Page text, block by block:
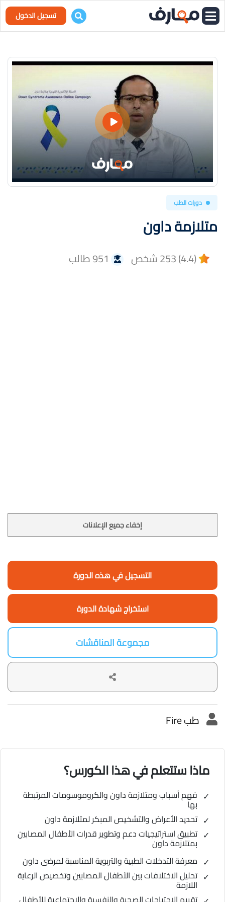
تسجيل الدخول
دورات الطب
متلازمة داون
(4.4) 253 شخص 951 طالب
إخفاء جميع الإعلانات
التسجيل في هذه الدورة
استخراج شهادة الدورة
مجموعة المناقشات
طب Fire
ماذا ستتعلم في هذا الكورس؟
فهم أسباب ومتلازمة داون والكروموسومات المرتبطة
بها
تحديد الأعراض والتشخيص المبكر لمتلازمة داون
تطبيق استراتيجيات دعم وتطوير قدرات الأطفال المصابين
بمتلازمة داون
معرفة التدخلات الطبية والتربوية المناسبة لمرضى داون
تحليل الاختلافات بين الأطفال المصابين وتخصيص الرعاية
اللازمة